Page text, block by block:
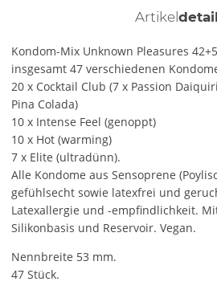
Artikel
Kondom-Mix Unknown Pleasures
insgesamt 47 verschiedenen
20 x Cocktail Club (7 x Passion
Pina Colada)
10 x Intense Feel (genoppt)
10 x Hot (warming)
7 x Elite (ultradünn).
Alle Kondome aus Sensoprene
gefühlsecht sowie latexfrei und
Latexallergie und -empfindlichkeit.
Silikonbasis und Reservoir. Vegan.
Nennbreite 53 mm.
47 Stück.